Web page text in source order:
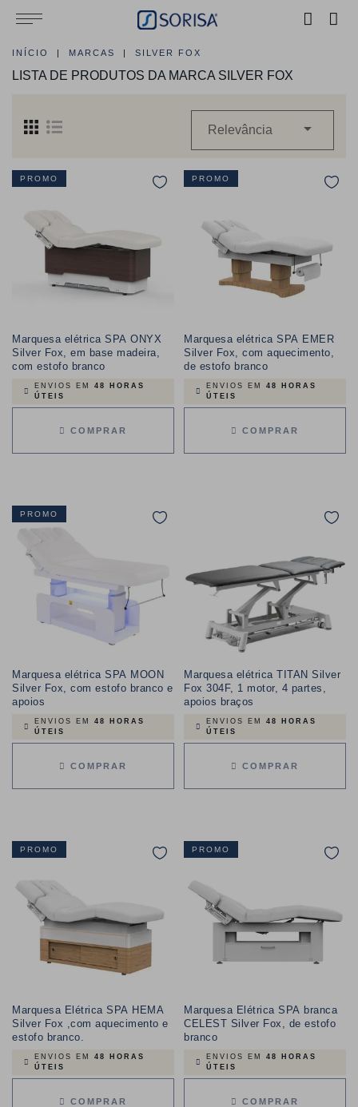
INÍCIO MARCAS SILVER FOX
LISTA DE PRODUTOS DA MARCA SILVER FOX
Relevância 
PROMO
Marquesa elétrica SPA ONYX
Silver Fox, em base madeira,
com estofo branco
ENVIOS EM 48 HORAS
ÚTEIS
COMPRAR
PROMO
Marquesa elétrica SPA EMER
Silver Fox, com aquecimento,
de estofo branco
ENVIOS EM 48 HORAS
ÚTEIS
COMPRAR
PROMO
Marquesa elétrica SPA MOON
Silver Fox, com estofo branco e
apoios
ENVIOS EM 48 HORAS
ÚTEIS
COMPRAR
Marquesa elétrica TITAN Silver
Fox 304F, 1 motor, 4 partes,
apoios braços
ENVIOS EM 48 HORAS
ÚTEIS
COMPRAR
PROMO
Marquesa Elétrica SPA HEMA
Silver Fox ,com aquecimento e
estofo branco.
ENVIOS EM 48 HORAS
ÚTEIS
COMPRAR
PROMO
Marquesa Elétrica SPA branca
CELEST Silver Fox, de estofo
branco
ENVIOS EM 48 HORAS
ÚTEIS
COMPRAR